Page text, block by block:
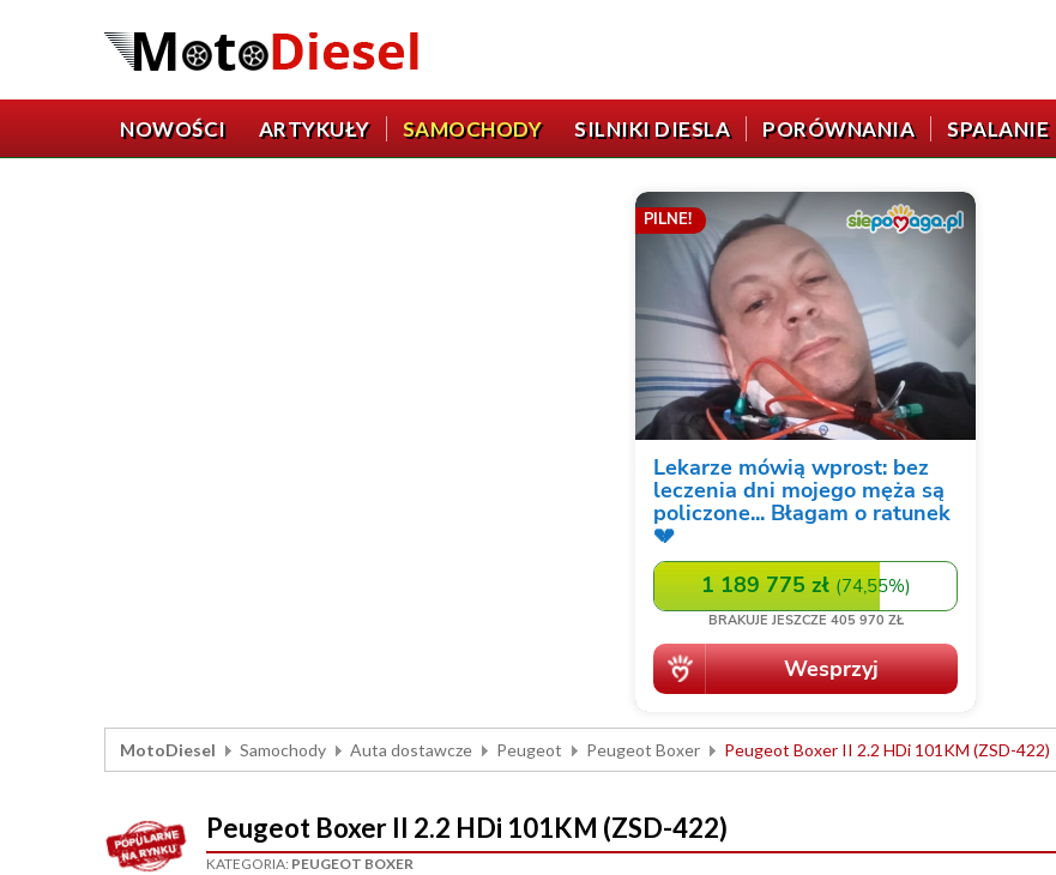
NOWOŚCI ARTYKUŁY SAMOCHODY SILNIKI DIESLA PORÓWNANIA SPALANIE
MotoDiesel Samochody Auta dostawcze Peugeot Peugeot Boxer Peugeot Boxer II 2.2 HDi 101KM (ZSD-422)
Peugeot Boxer II 2.2 HDi 101KM (ZSD-422)
KATEGORIA: PEUGEOT BOXER